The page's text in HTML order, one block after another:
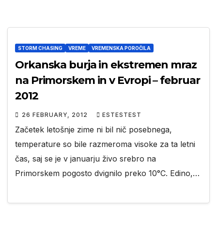
STORM CHASING VREME VREMENSKA POROČILA
Orkanska burja in ekstremen mraz
na Primorskem in v Evropi – februar
2012
26 FEBRUARY, 2012 ESTESTEST
Začetek letošnje zime ni bil nič posebnega,
temperature so bile razmeroma visoke za ta letni
čas, saj se je v januarju živo srebro na
Primorskem pogosto dvignilo preko 10°C. Edino,…